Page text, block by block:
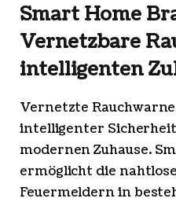
Smart Home
Vernetzbare
intelligenten
Vernetzte
intelligenter
modernen Zuhause.
ermöglicht die
Feuermeldern in